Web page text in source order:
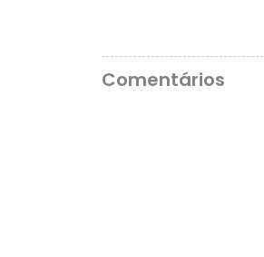
Comentários